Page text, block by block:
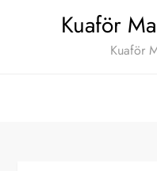
Kuaför
Kuaför